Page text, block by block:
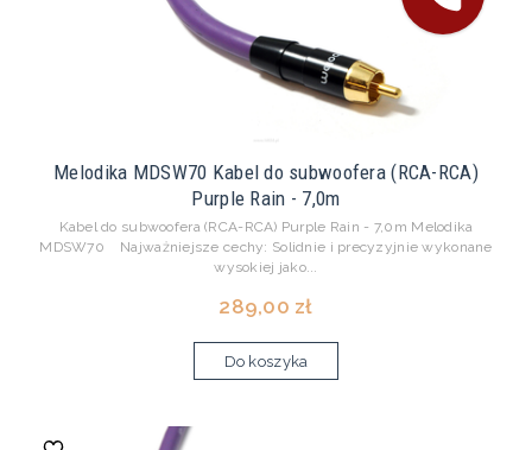
Melodika MDSW70 Kabel do subwoofera (RCA-RCA)
Purple Rain - 7,0m
Kabel do subwoofera (RCA-RCA) Purple Rain - 7,0m Melodika
MDSW70 Najważniejsze cechy: Solidnie i precyzyjnie wykonane
wysokiej jako...
289,00 zł
Do koszyka